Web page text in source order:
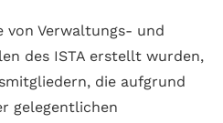
von Verwaltungs- und
des ISTA erstellt wurden,
die aufgrund
gelegentlichen